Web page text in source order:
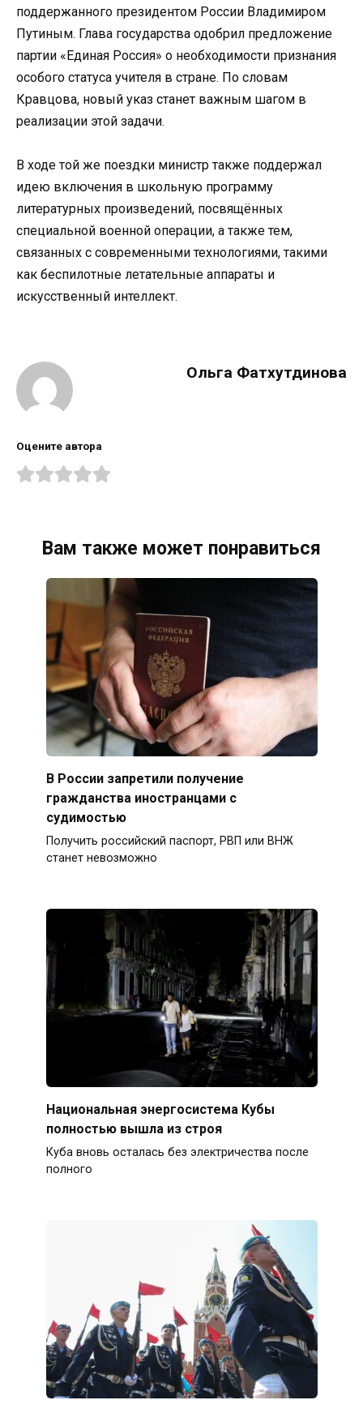
поддержанного президентом России Владимиром
Путиным. Глава государства одобрил предложение
партии «Единая Россия» о необходимости признания
особого статуса учителя в стране. По словам
Кравцова, новый указ станет важным шагом в
реализации этой задачи.
В ходе той же поездки министр также поддержал
идею включения в школьную программу
литературных произведений, посвящённых
специальной военной операции, а также тем,
связанных с современными технологиями, такими
как беспилотные летательные аппараты и
искусственный интеллект.
Ольга Фатхутдинова
Оцените автора
Вам также может понравиться
В России запретили получение
гражданства иностранцами с
судимостью
Получить российский паспорт, РВП или ВНЖ
станет невозможно
Национальная энергосистема Кубы
полностью вышла из строя
Куба вновь осталась без электричества после
полного